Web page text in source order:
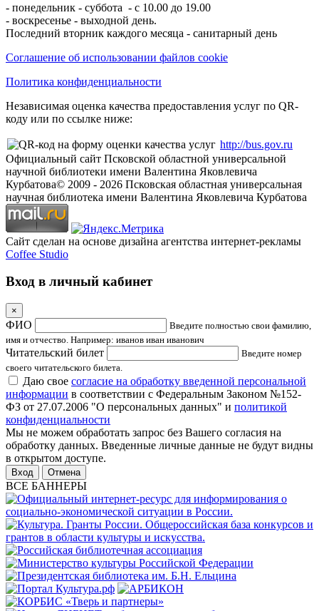
- понедельник - суббота - с 10.00 до 19.00
- воскресенье - выходной день.
Последний вторник каждого месяца - санитарный день
Соглашение об использовании файлов cookie
Политика конфиденциальности
Независимая оценка качества предоставления услуг по QR-
коду или по ссылке ниже:
http://bus.gov.ru
Официальный сайт Псковской областной универсальной
научной библиотеки имени Валентина Яковлевича
Курбатова© 2009 - 2026 Псковская областная универсальная
научная библиотека имени Валентина Яковлевича Курбатова
Сайт сделан на основе дизайна агентства интернет-рекламы
Coffee Studio
Вход в личный кабинет
×
ФИО
Введите полностью свои фамилию,
имя и отчество. Например: иванов иван иванович
Читательский билет
Введите номер
своего читательского билета.
Даю свое согласие на обработку введенной персональной
информации в соответствии с Федеральным Законом №152-
ФЗ от 27.07.2006 "О персональных данных" и политикой
конфиденциальности
Мы не можем обработать запрос без Вашего согласия на
обработку данных. Введенные личные данные не будут видны
в открытом доступе.
Отмена
ВСЕ БАННЕРЫ